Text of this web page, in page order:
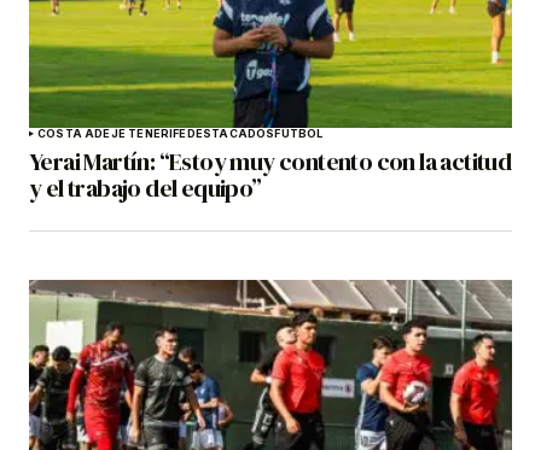
COSTA ADEJE TENERIFEDESTACADOSFÚTBOL
Yerai Martín: “Estoy muy contento con la actitud
y el trabajo del equipo”